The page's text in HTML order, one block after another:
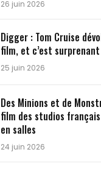
26 juin 2026
Digger : Tom Cruise
film, et c’est surprenant
25 juin 2026
Des Minions et de
film des studios
en salles
24 juin 2026